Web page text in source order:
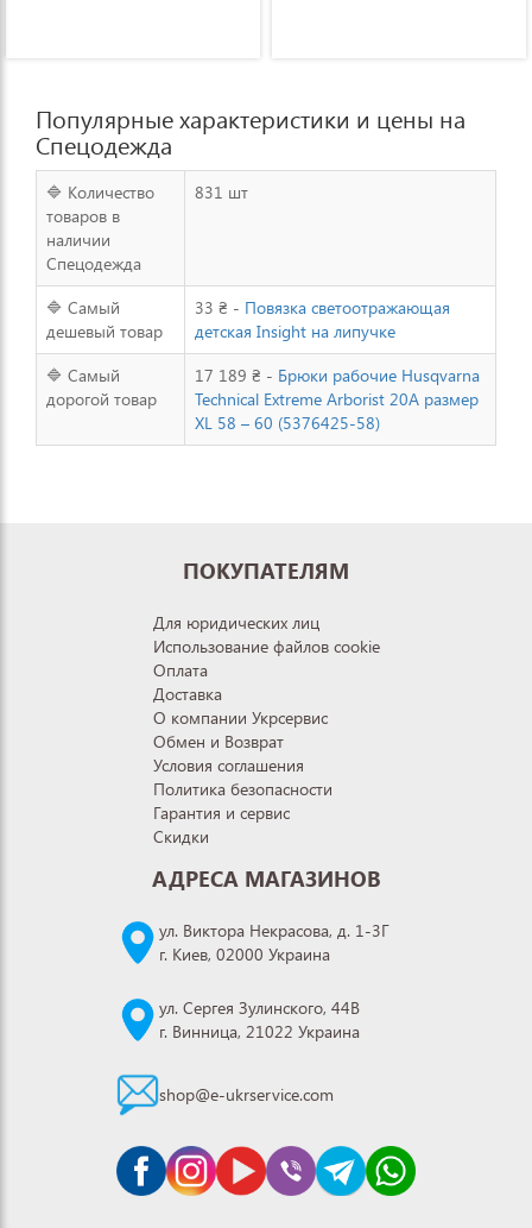
Популярные характеристики и цены на
Спецодежда
🔷 Количество
товаров в
наличии
Спецодежда
831 шт
🔷 Самый
дешевый товар
33 ₴ - Повязка светоотражающая
детская Insight на липучке
🔷 Самый
дорогой товар
17 189 ₴ - Брюки рабочие Husqvarna
Technical Extreme Arborist 20А размер
XL 58 – 60 (5376425-58)
ПОКУПАТЕЛЯМ
Для юридических лиц
Использование файлов cookie
Оплата
Доставка
О компании Укрсервис
Обмен и Возврат
Условия соглашения
Политика безопасности
Гарантия и сервис
Скидки
АДРЕСА МАГАЗИНОВ
ул. Виктора Некрасова, д. 1-3Г
г. Киев, 02000 Украина
ул. Сергея Зулинского, 44В
г. Винница, 21022 Украина
shop@e-ukrservice.com